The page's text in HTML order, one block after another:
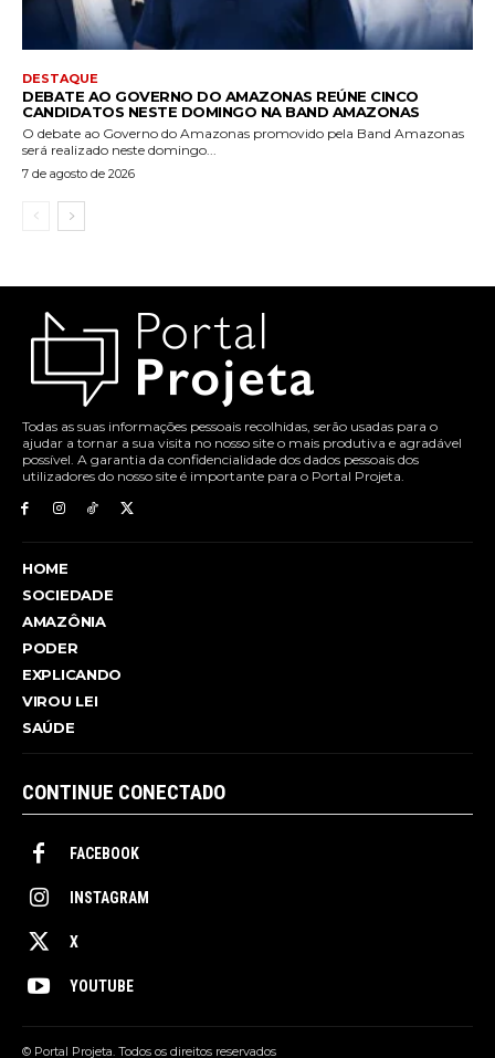
DESTAQUE
DEBATE AO GOVERNO DO AMAZONAS REÚNE CINCO
CANDIDATOS NESTE DOMINGO NA BAND AMAZONAS
O debate ao Governo do Amazonas promovido pela Band Amazonas
será realizado neste domingo...
7 de agosto de 2026
Todas as suas informações pessoais recolhidas, serão usadas para o
ajudar a tornar a sua visita no nosso site o mais produtiva e agradável
possível. A garantia da confidencialidade dos dados pessoais dos
utilizadores do nosso site é importante para o Portal Projeta.
HOME
SOCIEDADE
AMAZÔNIA
PODER
EXPLICANDO
VIROU LEI
SAÚDE
CONTINUE CONECTADO
FACEBOOK
INSTAGRAM
X
YOUTUBE
© Portal Projeta. Todos os direitos reservados